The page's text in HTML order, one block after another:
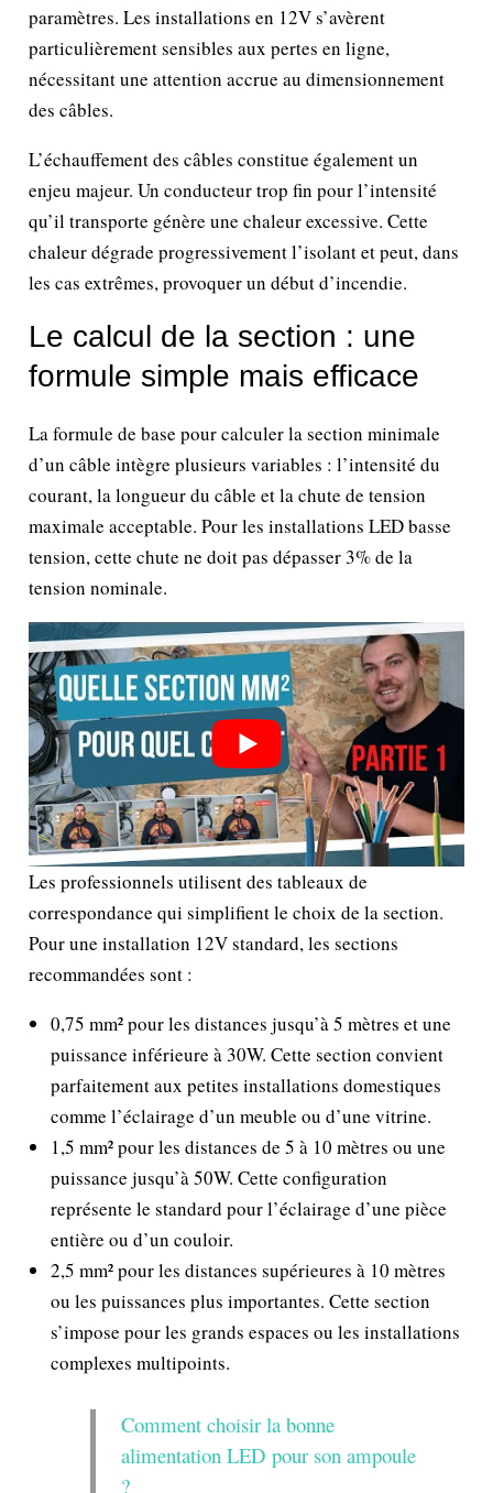
paramètres. Les installations en 12V s’avèrent
particulièrement sensibles aux pertes en ligne,
nécessitant une attention accrue au dimensionnement
des câbles.
L’échauffement des câbles constitue également un
enjeu majeur. Un conducteur trop fin pour l’intensité
qu’il transporte génère une chaleur excessive. Cette
chaleur dégrade progressivement l’isolant et peut, dans
les cas extrêmes, provoquer un début d’incendie.
Le calcul de la section : une
formule simple mais efficace
La formule de base pour calculer la section minimale
d’un câble intègre plusieurs variables : l’intensité du
courant, la longueur du câble et la chute de tension
maximale acceptable. Pour les installations LED basse
tension, cette chute ne doit pas dépasser 3% de la
tension nominale.
Les professionnels utilisent des tableaux de
correspondance qui simplifient le choix de la section.
Pour une installation 12V standard, les sections
recommandées sont :
0,75 mm² pour les distances jusqu’à 5 mètres et une
puissance inférieure à 30W. Cette section convient
parfaitement aux petites installations domestiques
comme l’éclairage d’un meuble ou d’une vitrine.
1,5 mm² pour les distances de 5 à 10 mètres ou une
puissance jusqu’à 50W. Cette configuration
représente le standard pour l’éclairage d’une pièce
entière ou d’un couloir.
2,5 mm² pour les distances supérieures à 10 mètres
ou les puissances plus importantes. Cette section
s’impose pour les grands espaces ou les installations
complexes multipoints.
Comment choisir la bonne
alimentation LED pour son ampoule
?